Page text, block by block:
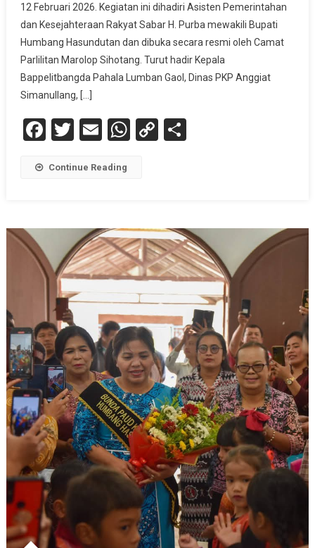
12 Februari 2026. Kegiatan ini dihadiri Asisten Pemerintahan
dan Kesejahteraan Rakyat Sabar H. Purba mewakili Bupati
Humbang Hasundutan dan dibuka secara resmi oleh Camat
Parlilitan Marolop Sihotang. Turut hadir Kepala
Bappelitbangda Pahala Lumban Gaol, Dinas PKP Anggiat
Simanullang, […]
Facebook
Twitter
EmailWhatsApp
CopyShare
Continue Reading